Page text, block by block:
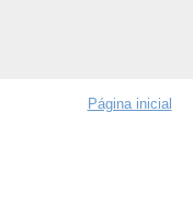
Página inicial